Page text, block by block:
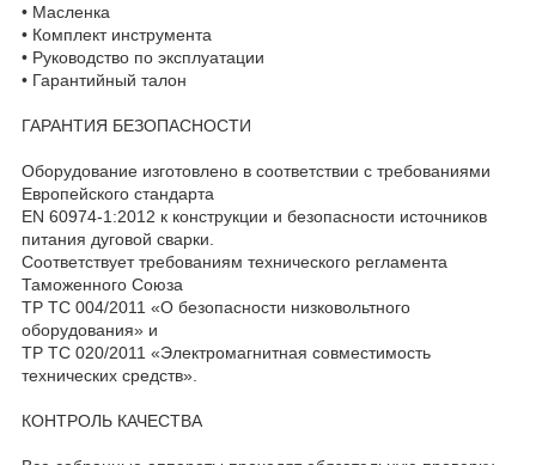
• Масленка
• Комплект инструмента
• Руководство по эксплуатации
• Гарантийный талон
ГАРАНТИЯ БЕЗОПАСНОСТИ
Оборудование изготовлено в соответствии с требованиями
Европейского стандарта
EN 60974-1:2012 к конструкции и безопасности источников
питания дуговой сварки.
Соответствует требованиям технического регламента
Таможенного Союза
ТР ТС 004/2011 «О безопасности низковольтного
оборудования» и
ТР ТС 020/2011 «Электромагнитная совместимость
технических средств».
КОНТРОЛЬ КАЧЕСТВА